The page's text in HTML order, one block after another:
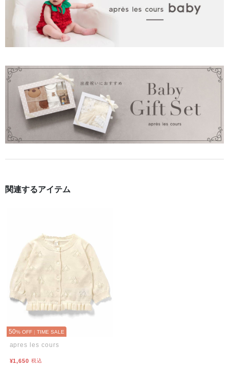
関連するアイテム
50% OFF | TIME SALE
apres les cours
¥1,650 税込